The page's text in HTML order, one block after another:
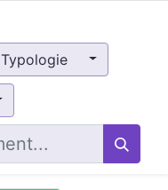
Typologie